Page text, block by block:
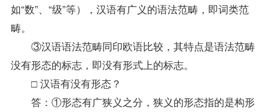
如“数”、“级”等），汉语有广义的语法范畴，即词类范
畴。
③汉语语法范畴同印欧语比较，其特点是语法范畴
没有形态的标志，即没有形式上的标志。
□ 汉语有没有形态？
答：①形态有广狭义之分，狭义的形态指的是构形